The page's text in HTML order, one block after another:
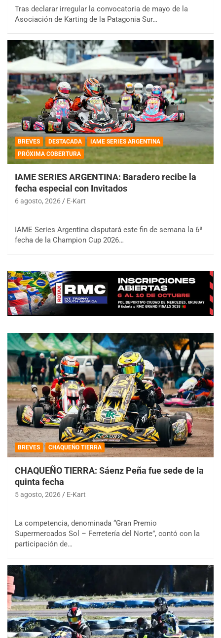
Tras declarar irregular la convocatoria de mayo de la
Asociación de Karting de la Patagonia Sur…
BREVES DESTACADA
IAME SERIES ARGENTINA
PRÓXIMA COBERTURA
IAME SERIES ARGENTINA: Baradero recibe la
fecha especial con Invitados
6 agosto, 2026 E-Kart
IAME Series Argentina disputará este fin de semana la 6ª
fecha de la Champion Cup 2026…
BREVES CHAQUEÑO TIERRA
CHAQUEÑO TIERRA: Sáenz Peña fue sede de la
quinta fecha
5 agosto, 2026 E-Kart
La competencia, denominada “Gran Premio
Supermercados Sol – Ferretería del Norte”, contó con la
participación de…